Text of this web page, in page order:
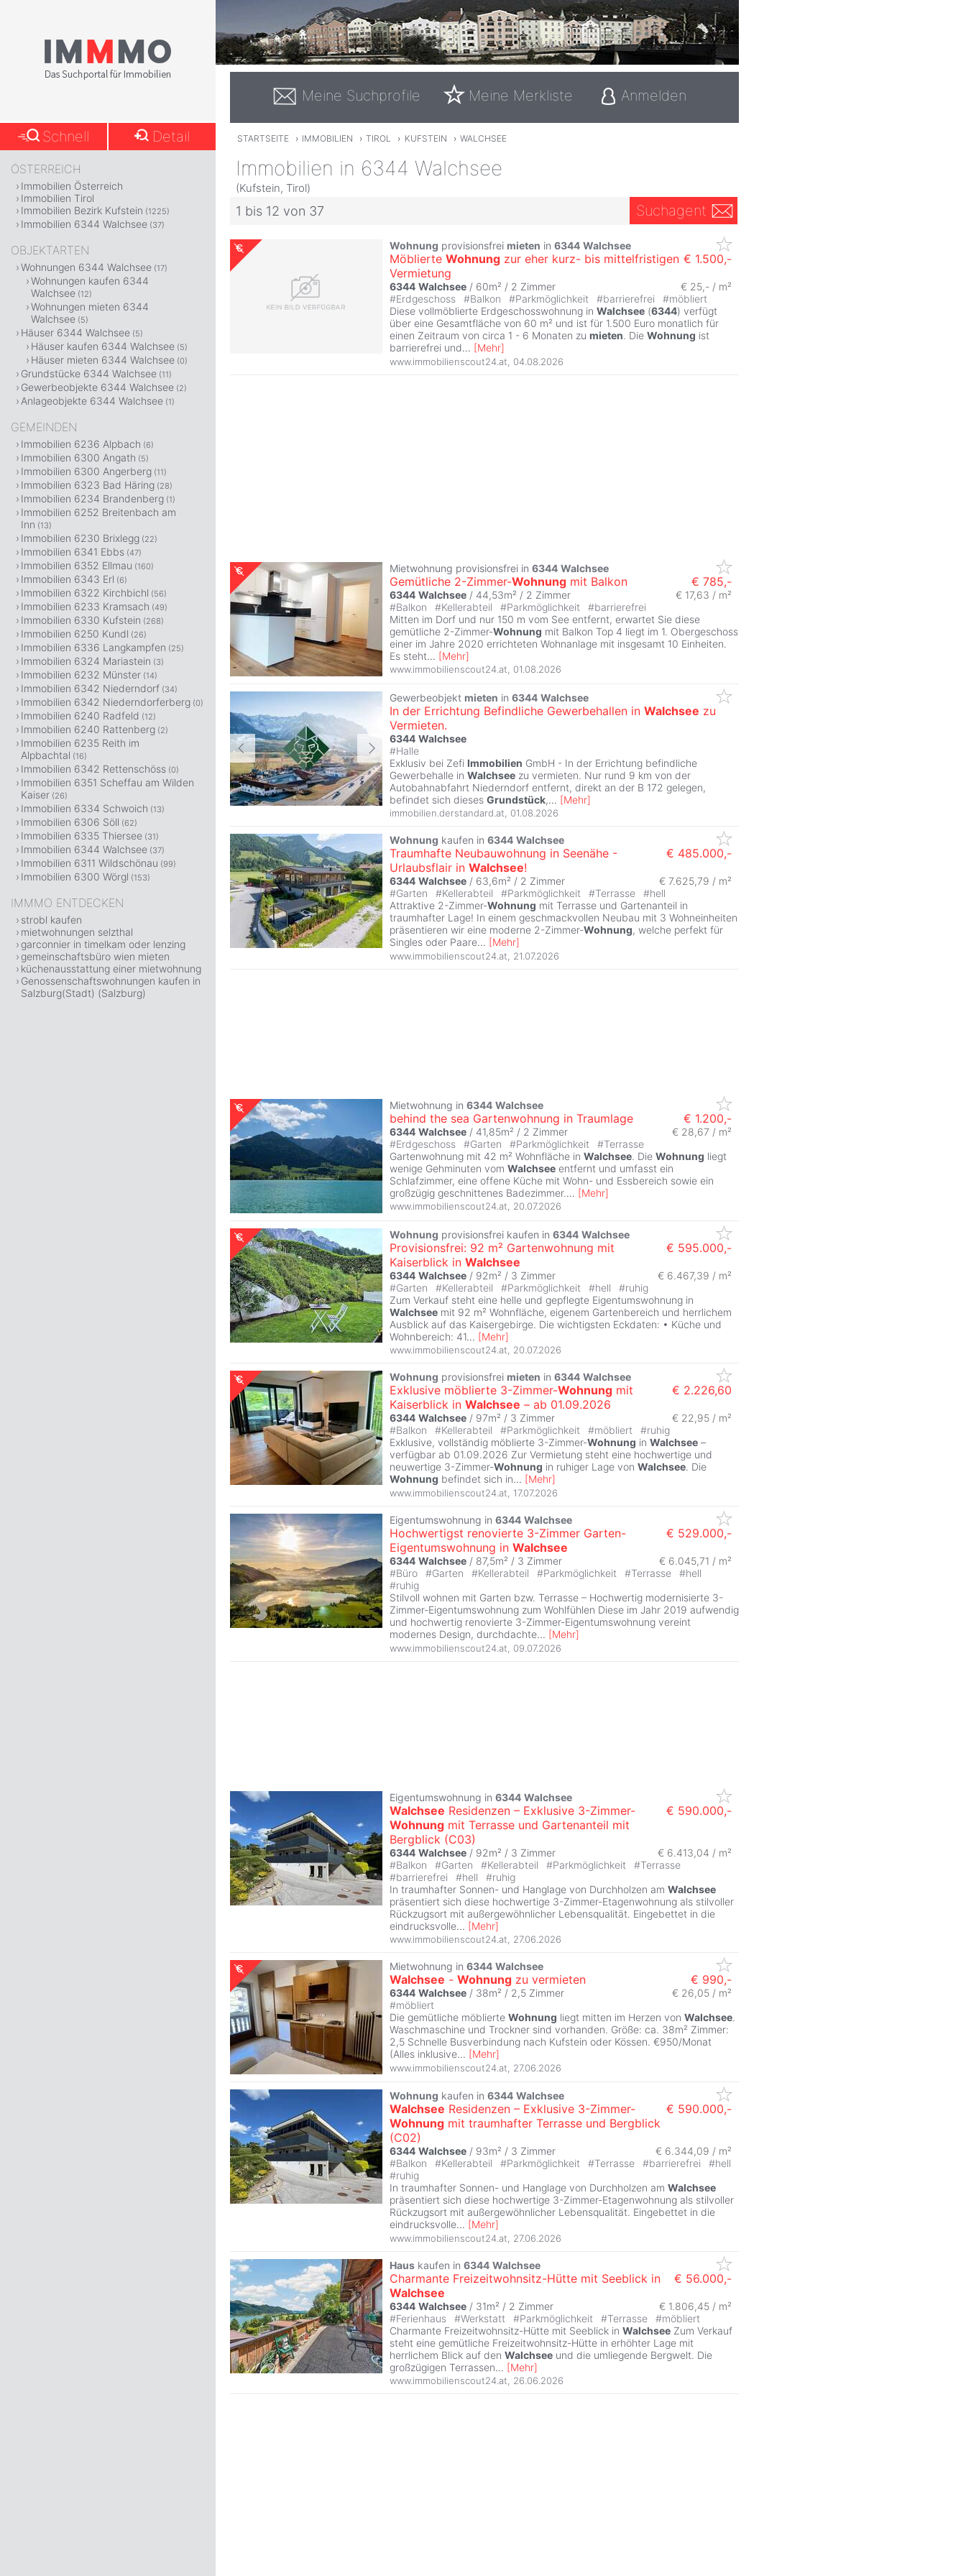
Meine Suchprofile Meine Merkliste Anmelden
STARTSEITE › IMMOBILIEN › TIROL › KUFSTEIN › WALCHSEE
Immobilien in 6344 Walchsee
(Kufstein, Tirol)
1 bis 12 von 37 Suchagent
Wohnung provisionsfrei mieten in 6344 Walchsee
Möblierte Wohnung zur eher kurz- bis mittelfristigen
Vermietung
€ 1.500,-
6344 Walchsee / 60m² / 2 Zimmer
€ 25,- / m²
#Erdgeschoss #Balkon #Parkmöglichkeit #barrierefrei #möbliert
Diese vollmöblierte Erdgeschosswohnung in Walchsee (6344) verfügt
über eine Gesamtfläche von 60 m² und ist für 1.500 Euro monatlich für
einen Zeitraum von circa 1 - 6 Monaten zu mieten. Die Wohnung ist
barrierefrei und... [Mehr]
www.immobilienscout24.at 04.08.2026
Mietwohnung provisionsfrei in 6344 Walchsee
Gemütliche 2-Zimmer-Wohnung mit Balkon € 785,-
6344 Walchsee / 44,53m² / 2 Zimmer
€ 17,63 / m²
#Balkon #Kellerabteil #Parkmöglichkeit #barrierefrei
Mitten im Dorf und nur 150 m vom See entfernt, erwartet Sie diese
gemütliche 2-Zimmer-Wohnung mit Balkon Top 4 liegt im 1. Obergeschoss
einer im Jahre 2020 errichteten Wohnanlage mit insgesamt 10 Einheiten.
Es steht... [Mehr]
www.immobilienscout24.at, 01.08.2026
Gewerbeobjekt mieten in 6344 Walchsee
In der Errichtung Befindliche Gewerbehallen in Walchsee zu
Vermieten.
6344 Walchsee
#Halle
Exklusiv bei Zefi Immobilien GmbH - In der Errichtung befindliche
Gewerbehalle in Walchsee zu vermieten. Nur rund 9 km von der
Autobahnabfahrt Niederndorf entfernt, direkt an der B 172 gelegen,
befindet sich dieses Grundstück,... [Mehr]
immobilien.derstandard.at, 01.08.2026
Wohnung kaufen in 6344 Walchsee
Traumhafte Neubauwohnung in Seenähe -
Urlaubsflair in Walchsee!
€ 485.000,-
6344 Walchsee / 63,6m² / 2 Zimmer
€ 7.625,79 / m²
#Garten #Kellerabteil #Parkmöglichkeit #Terrasse #hell
Attraktive 2-Zimmer-Wohnung mit Terrasse und Gartenanteil in
traumhafter Lage! In einem geschmackvollen Neubau mit 3 Wohneinheiten
präsentieren wir eine moderne 2-Zimmer-Wohnung, welche perfekt für
Singles oder Paare... [Mehr]
www.immobilienscout24.at 21.07.2026
Mietwohnung in 6344 Walchsee
behind the sea Gartenwohnung in Traumlage € 1.200,-
6344 Walchsee / 41,85m² / 2 Zimmer
€ 28,67 / m²
#Erdgeschoss #Garten #Parkmöglichkeit #Terrasse
Gartenwohnung mit 42 m² Wohnfläche in Walchsee. Die Wohnung liegt
wenige Gehminuten vom Walchsee entfernt und umfasst ein
Schlafzimmer, eine offene Küche mit Wohn- und Essbereich sowie ein
großzügig geschnittenes Badezimmer.... [Mehr]
www.immobilienscout24.at, 20.07.2026
Wohnung provisionsfrei kaufen in 6344 Walchsee
Provisionsfrei: 92 m² Gartenwohnung mit
Kaiserblick in Walchsee
€ 595.000,-
6344 Walchsee / 92m² / 3 Zimmer
€ 6.467,39 / m²
#Garten #Kellerabteil #Parkmöglichkeit #hell #ruhig
Zum Verkauf steht eine helle und gepflegte Eigentumswohnung in
Walchsee mit 92 m² Wohnfläche, eigenem Gartenbereich und herrlichem
Ausblick auf das Kaisergebirge. Die wichtigsten Eckdaten: • Küche und
Wohnbereich: 41... [Mehr]
www.immobilienscout24.at, 20.07.2026
Wohnung provisionsfrei mieten in 6344 Walchsee
Exklusive möblierte 3-Zimmer-Wohnung mit
Kaiserblick in Walchsee – ab 01.09.2026
€ 2.226,60
6344 Walchsee / 97m² / 3 Zimmer
€ 22,95 / m²
#Balkon #Kellerabteil #Parkmöglichkeit #möbliert #ruhig
Exklusive, vollständig möblierte 3-Zimmer-Wohnung in Walchsee –
verfügbar ab 01.09.2026 Zur Vermietung steht eine hochwertige und
neuwertige 3-Zimmer-Wohnung in ruhiger Lage von Walchsee. Die
Wohnung befindet sich in... [Mehr]
www.immobilienscout24.at 17.07.2026
Eigentumswohnung in 6344 Walchsee
Hochwertigst renovierte 3-Zimmer Garten-
Eigentumswohnung in Walchsee
€ 529.000,-
6344 Walchsee / 87,5m² / 3 Zimmer
€ 6.045,71 / m²
#Büro #Garten #Kellerabteil #Parkmöglichkeit #Terrasse #hell
#ruhig
Stilvoll wohnen mit Garten bzw. Terrasse – Hochwertig modernisierte 3-
Zimmer-Eigentumswohnung zum Wohlfühlen Diese im Jahr 2019 aufwendig
und hochwertig renovierte 3-Zimmer-Eigentumswohnung vereint
modernes Design, durchdachte... [Mehr]
www.immobilienscout24.at 09.07.2026
Eigentumswohnung in 6344 Walchsee
Walchsee Residenzen – Exklusive 3-Zimmer-
Wohnung mit Terrasse und Gartenanteil mit
Bergblick (C03)
€ 590.000,-
6344 Walchsee / 92m² / 3 Zimmer
€ 6.413,04 / m²
#Balkon #Garten #Kellerabteil #Parkmöglichkeit #Terrasse
#barrierefrei #hell #ruhig
In traumhafter Sonnen- und Hanglage von Durchholzen am Walchsee
präsentiert sich diese hochwertige 3-Zimmer-Etagenwohnung als stilvoller
Rückzugsort mit außergewöhnlicher Lebensqualität. Eingebettet in die
eindrucksvolle... [Mehr]
www.immobilienscout24.at, 27.06.2026
Mietwohnung in 6344 Walchsee
Walchsee - Wohnung zu vermieten € 990,-
6344 Walchsee / 38m² / 2,5 Zimmer
€ 26,05 / m²
#möbliert
Die gemütliche möblierte Wohnung liegt mitten im Herzen von Walchsee.
Waschmaschine und Trockner sind vorhanden. Größe: ca. 38m² Zimmer:
2,5 Schnelle Busverbindung nach Kufstein oder Kössen. €950/Monat
(Alles inklusive... [Mehr]
www.immobilienscout24.at 27.06.2026
Wohnung kaufen in 6344 Walchsee
Walchsee Residenzen – Exklusive 3-Zimmer-
Wohnung mit traumhafter Terrasse und Bergblick
(C02)
€ 590.000,-
6344 Walchsee / 93m² / 3 Zimmer
€ 6.344,09 / m²
#Balkon #Kellerabteil #Parkmöglichkeit #Terrasse #barrierefrei #hell
#ruhig
In traumhafter Sonnen- und Hanglage von Durchholzen am Walchsee
präsentiert sich diese hochwertige 3-Zimmer-Etagenwohnung als stilvoller
Rückzugsort mit außergewöhnlicher Lebensqualität. Eingebettet in die
eindrucksvolle... [Mehr]
www.immobilienscout24.at 27.06.2026
Haus kaufen in 6344 Walchsee
Charmante Freizeitwohnsitz-Hütte mit Seeblick in
Walchsee
€ 56.000,-
6344 Walchsee / 31m² / 2 Zimmer
€ 1.806,45 / m²
#Ferienhaus #Werkstatt #Parkmöglichkeit #Terrasse #möbliert
Charmante Freizeitwohnsitz-Hütte mit Seeblick in Walchsee Zum Verkauf
steht eine gemütliche Freizeitwohnsitz-Hütte in erhöhter Lage mit
herrlichem Blick auf den Walchsee und die umliegende Bergwelt. Die
großzügigen Terrassen... [Mehr]
www.immobilienscout24.at, 26.06.2026
Schnell Detail
ÖSTERREICH
Immobilien Österreich
Immobilien Tirol
Immobilien Bezirk Kufstein (1225)
Immobilien 6344 Walchsee (37)
OBJEKTARTEN
Wohnungen 6344 Walchsee (17)
Wohnungen kaufen 6344
Walchsee (12)
Wohnungen mieten 6344
Walchsee (5)
Häuser 6344 Walchsee (5)
Häuser kaufen 6344 Walchsee (5)
Häuser mieten 6344 Walchsee (0)
Grundstücke 6344 Walchsee (11)
Gewerbeobjekte 6344 Walchsee (2)
Anlageobjekte 6344 Walchsee (1)
GEMEINDEN
Immobilien 6236 Alpbach (6)
Immobilien 6300 Angath (5)
Immobilien 6300 Angerberg (11)
Immobilien 6323 Bad Häring (28)
Immobilien 6234 Brandenberg (1)
Immobilien 6252 Breitenbach am
Inn (13)
Immobilien 6230 Brixlegg (22)
Immobilien 6341 Ebbs (47)
Immobilien 6352 Ellmau (160)
Immobilien 6343 Erl (6)
Immobilien 6322 Kirchbichl (56)
Immobilien 6233 Kramsach (49)
Immobilien 6330 Kufstein (268)
Immobilien 6250 Kundl (26)
Immobilien 6336 Langkampfen (25)
Immobilien 6324 Mariastein (3)
Immobilien 6232 Münster (14)
Immobilien 6342 Niederndorf (34)
Immobilien 6342 Niederndorferberg (0)
Immobilien 6240 Radfeld (12)
Immobilien 6240 Rattenberg (2)
Immobilien 6235 Reith im
Alpbachtal (16)
Immobilien 6342 Rettenschöss (0)
Immobilien 6351 Scheffau am Wilden
Kaiser (26)
Immobilien 6334 Schwoich (13)
Immobilien 6306 Söll (62)
Immobilien 6335 Thiersee (31)
Immobilien 6344 Walchsee (37)
Immobilien 6311 Wildschönau (99)
Immobilien 6300 Wörgl (153)
IMMMO ENTDECKEN
strobl kaufen
mietwohnungen selzthal
garconnier in timelkam oder lenzing
gemeinschaftsbüro wien mieten
küchenausstattung einer mietwohnung
Genossenschaftswohnungen kaufen in
Salzburg(Stadt) (Salzburg)